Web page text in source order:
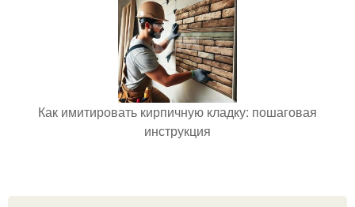
Как имитировать кирпичную кладку: пошаговая
инструкция